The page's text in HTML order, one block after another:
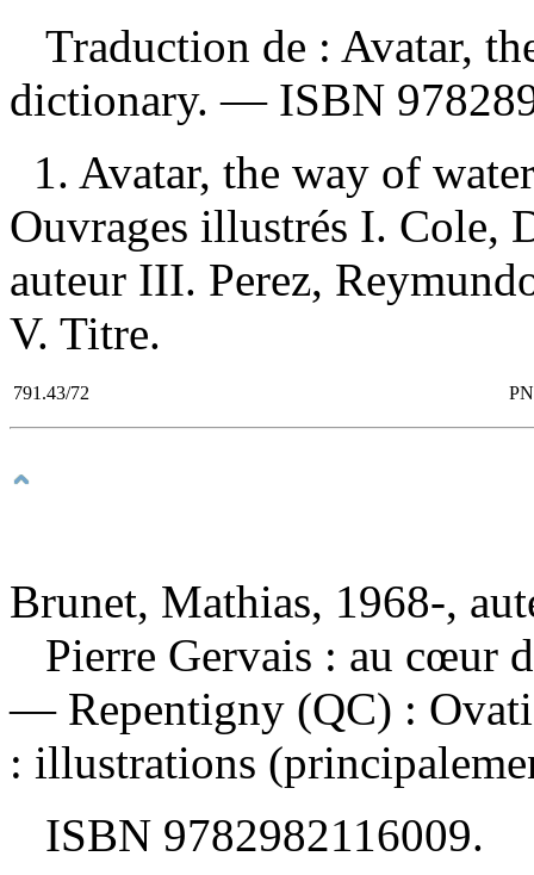
Traduction de : Avatar,
dictionary. — ISBN
1. Avatar, the way of
Ouvrages illustrés I. Cole,
auteur III. Perez,
V. Titre.
791.43/72
Brunet, Mathias, 1968-,
Pierre Gervais : au cœur
— Repentigny (QC) :
: illustrations
ISBN 9782982116009.